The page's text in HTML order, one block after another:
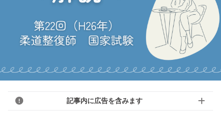
記事内に広告を含みます